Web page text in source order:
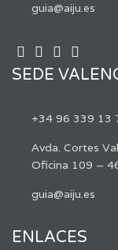
guia@aiju.es
SEDE
+34 96 339 13
Avda. Cortes
Oficina 109 –
guia@aiju.es
ENLACES